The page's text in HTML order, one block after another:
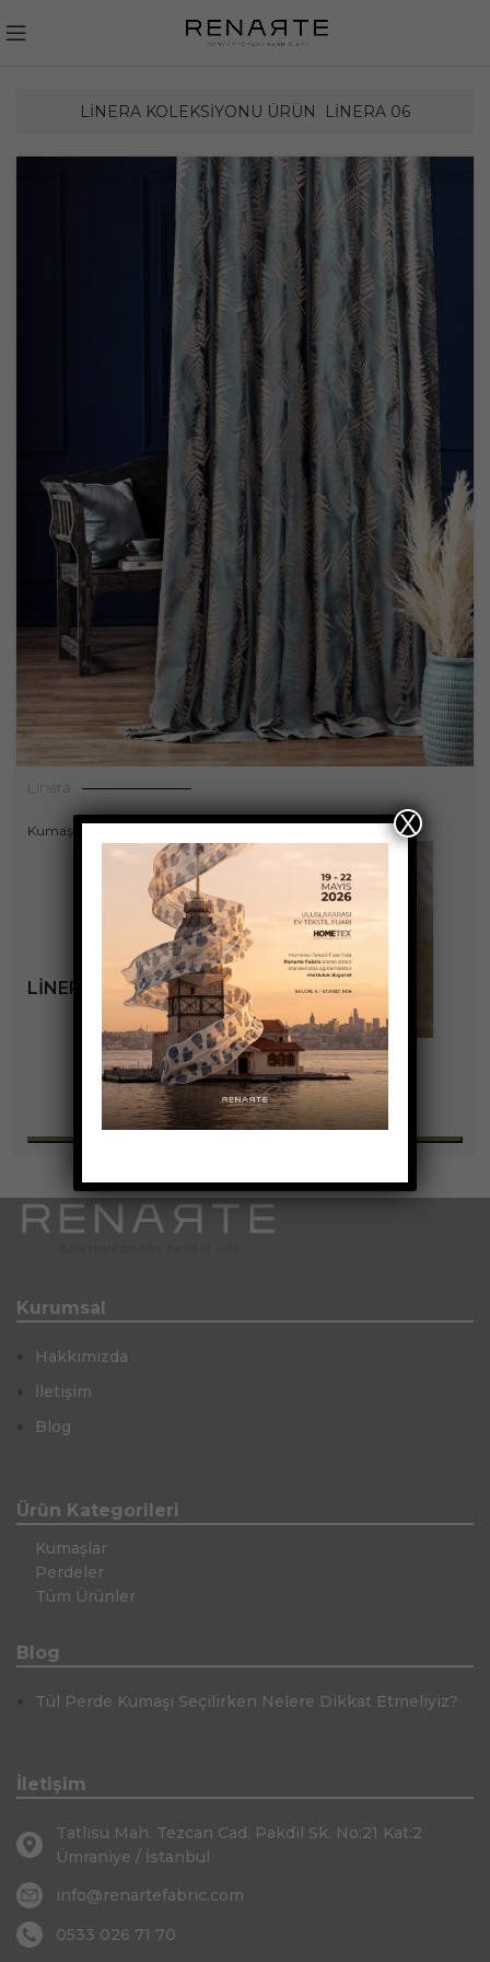
LINERA KOLEKSIYONU ÜRÜN LINERA 06
Linera
Kumaşlar
LINERA KOLEKSIYONU
+9
Kurumsal
Hakkımızda
İletişim
Blog
Ürün Kategorileri
Kumaşlar
Perdeler
Tüm Ürünler
Blog
Tül Perde Kumaşı Seçilirken Nelere Dikkat Etmeliyiz?
İletişim
Tatlısu Mah. Tezcan Cad. Pakdil Sk. No:21 Kat:2
Ümraniye / İstanbul
info@renartefabric.com
0533 026 71 70
X